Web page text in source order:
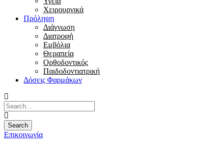
Χειρουργικά
Πρόληψη
Διάγνωση
Διατροφή
Εμβόλια
Θεραπεία
Ορθοδοντικός
Παιδοδοντιατρική
Δόσεις Φαρμάκων
Επικοινωνία